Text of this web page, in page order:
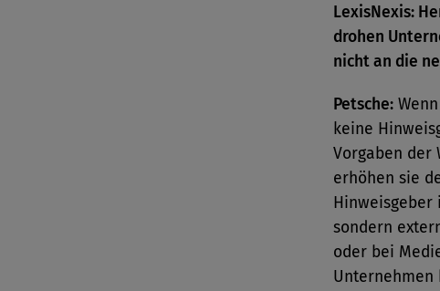
LexisNexis:
drohen
nicht an die
Petsche:
keine
Vorgaben der
erhöhen sie
sondern
oder bei
Unternehmen